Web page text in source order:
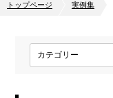
トップページ 実例集